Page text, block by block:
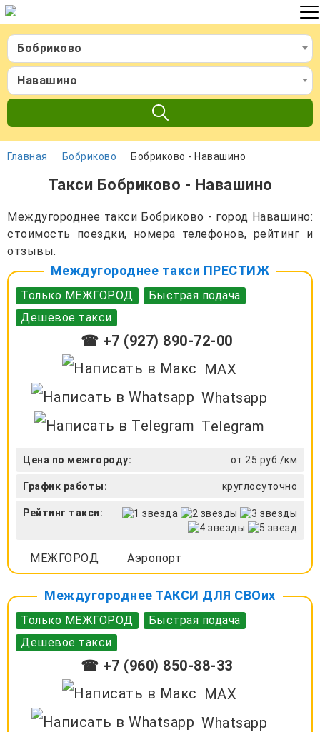
Бобриково
Навашино
Главная Бобриково Бобриково - Навашино
Такси Бобриково - Навашино
Междугороднее такси Бобриково - город Навашино:
стоимость поездки, номера телефонов, рейтинг и
отзывы.
Междугороднее такси ПРЕСТИЖ
Только МЕЖГОРОД
Быстрая подача
Дешевое такси
☎ +7 (927) 890-72-00
MAX
Whatsapp
Telegram
Цена по межгороду: от 25 руб./км
График работы: круглосуточно
Рейтинг такси:
МЕЖГОРОД Аэропорт
Междугороднее ТАКСИ ДЛЯ СВОих
Только МЕЖГОРОД
Быстрая подача
Дешевое такси
☎ +7 (960) 850-88-33
MAX
Whatsapp